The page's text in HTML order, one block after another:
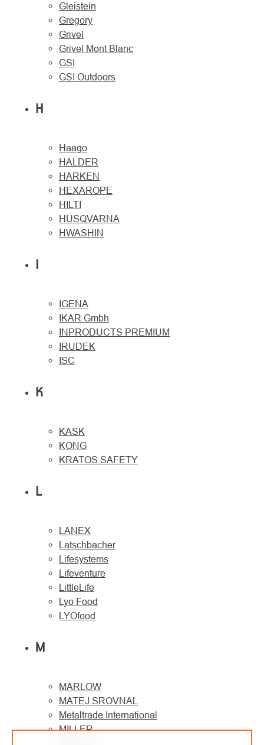
Gleistein
Gregory
Grivel
Grivel Mont Blanc
GSI
GSI Outdoors
H
Haago
HALDER
HARKEN
HEXAROPE
HILTI
HUSQVARNA
HWASHIN
I
IGENA
IKAR Gmbh
INPRODUCTS PREMIUM
IRUDEK
ISC
K
KASK
KONG
KRATOS SAFETY
L
LANEX
Latschbacher
Lifesystems
Lifeventure
LittleLife
Lyo Food
LYOfood
M
MARLOW
MATEJ SROVNAL
Metaltrade International
MILLER